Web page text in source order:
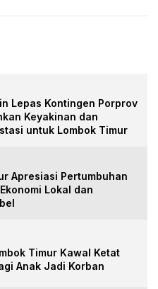
Lepas Kontingen Porprov
Keyakinan dan
untuk Lombok Timur
Apresiasi Pertumbuhan
Lokal dan
Timur Kawal Ketat
Anak Jadi Korban